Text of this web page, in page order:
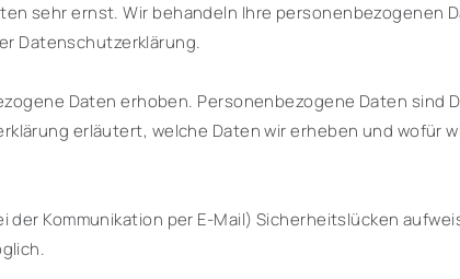
sehr ernst. Wir behandeln Ihre personenbezogenen
Datenschutzerklärung.
Daten erhoben. Personenbezogene Daten sind
erläutert, welche Daten wir erheben und wofür
Kommunikation per E-Mail) Sicherheitslücken